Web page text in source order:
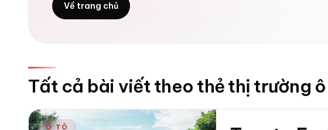
Về trang chủ
Tất cả bài viết theo thẻ thị trường
Ô TÔ